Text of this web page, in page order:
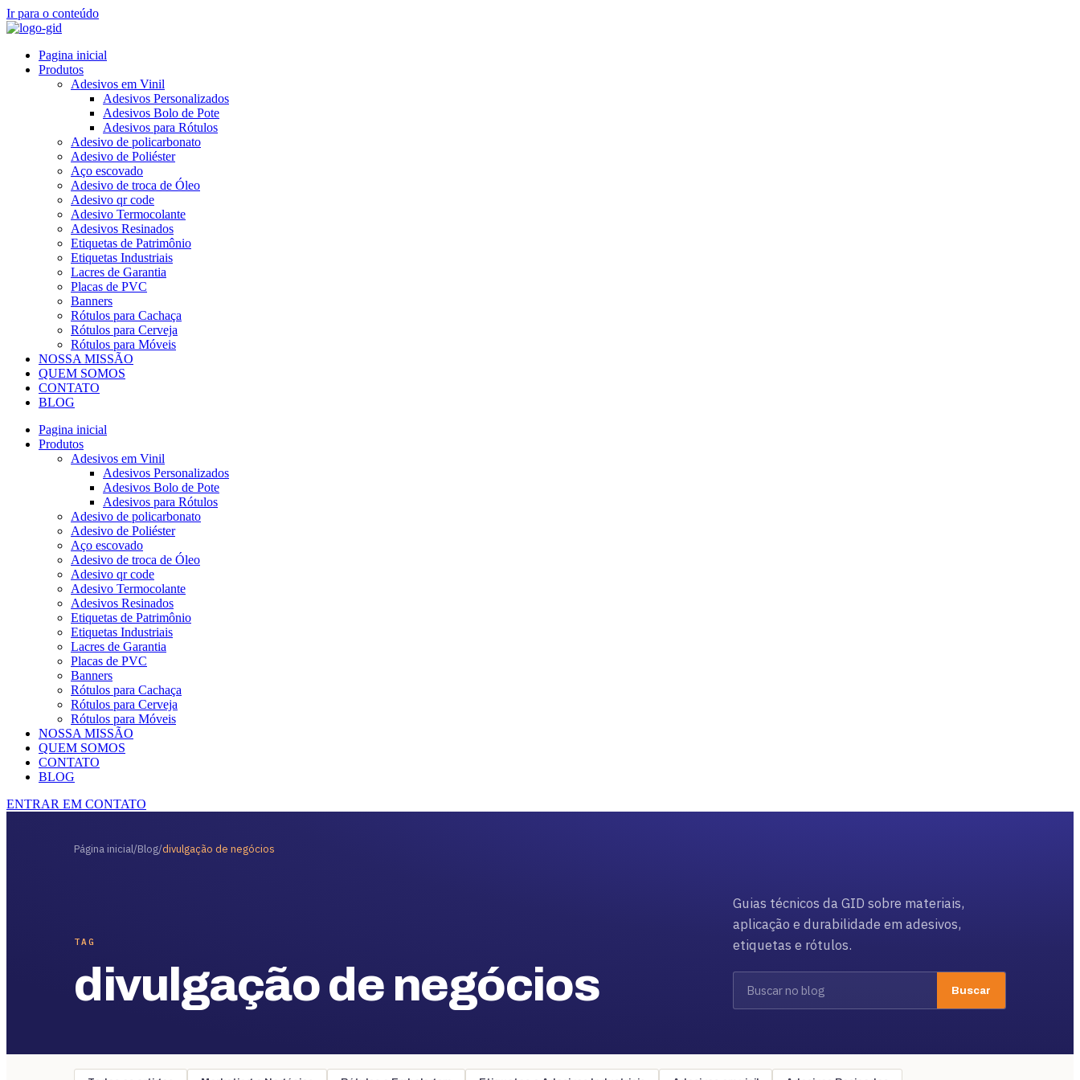
Ir para o conteúdo
Pagina inicial
Produtos
Adesivos em Vinil
Adesivos Personalizados
Adesivos Bolo de Pote
Adesivos para Rótulos
Adesivo de policarbonato
Adesivo de Poliéster
Aço escovado
Adesivo de troca de Óleo
Adesivo qr code
Adesivo Termocolante
Adesivos Resinados
Etiquetas de Patrimônio
Etiquetas Industriais
Lacres de Garantia
Placas de PVC
Banners
Rótulos para Cachaça
Rótulos para Cerveja
Rótulos para Móveis
NOSSA MISSÃO
QUEM SOMOS
CONTATO
BLOG
Pagina inicial
Produtos
Adesivos em Vinil
Adesivos Personalizados
Adesivos Bolo de Pote
Adesivos para Rótulos
Adesivo de policarbonato
Adesivo de Poliéster
Aço escovado
Adesivo de troca de Óleo
Adesivo qr code
Adesivo Termocolante
Adesivos Resinados
Etiquetas de Patrimônio
Etiquetas Industriais
Lacres de Garantia
Placas de PVC
Banners
Rótulos para Cachaça
Rótulos para Cerveja
Rótulos para Móveis
NOSSA MISSÃO
QUEM SOMOS
CONTATO
BLOG
ENTRAR EM CONTATO
Página inicial/Blog/divulgação de negócios
TAG
divulgação de negócios
Guias técnicos da GID sobre materiais,
aplicação e durabilidade em adesivos,
etiquetas e rótulos.
Buscar